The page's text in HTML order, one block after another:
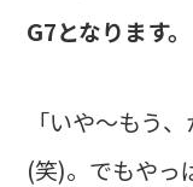
G7となります。
「いや〜もう
(笑)。でもやっ